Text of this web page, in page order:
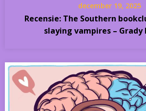
december 19, 2025
Recensie: The Southern
slaying vampires – Grady